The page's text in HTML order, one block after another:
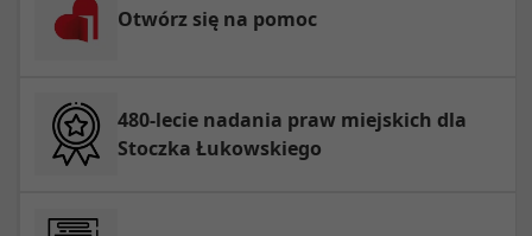
Otwórz się na pomoc
480-lecie nadania praw miejskich dla
Stoczka Łukowskiego